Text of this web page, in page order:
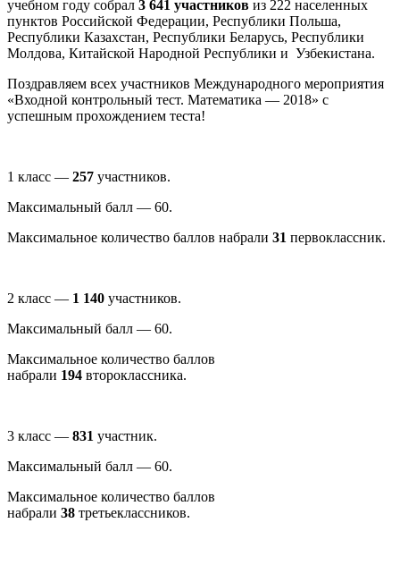
учебном году собрал 3 641 участников из 222 населенных
пунктов Российской Федерации, Республики Польша,
Республики Казахстан, Республики Беларусь, Республики
Молдова, Китайской Народной Республики и Узбекистана.
Поздравляем всех участников Международного мероприятия
«Входной контрольный тест. Математика — 2018» с
успешным прохождением теста!
1 класс — 257 участников.
Максимальный балл — 60.
Максимальное количество баллов набрали 31 первоклассник.
2 класс — 1 140 участников.
Максимальный балл — 60.
Максимальное количество баллов
набрали 194 второклассника.
3 класс — 831 участник.
Максимальный балл — 60.
Максимальное количество баллов
набрали 38 третьеклассников.